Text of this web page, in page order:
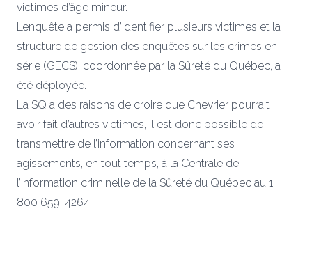
victimes d’âge mineur.
L’enquête a permis d’identifier plusieurs victimes et la
structure de gestion des enquêtes sur les crimes en
série (GECS), coordonnée par la Sûreté du Québec, a
été déployée.
La SQ a des raisons de croire que Chevrier pourrait
avoir fait d’autres victimes, il est donc possible de
transmettre de l’information concernant ses
agissements, en tout temps, à la Centrale de
l’information criminelle de la Sûreté du Québec au 1
800 659-4264.